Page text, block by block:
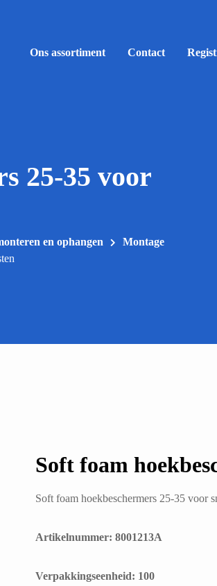
Ons assortiment Contact
25-35 voor
en ophangen
Montage
Soft foam
Soft foam hoekbeschermers 25-35 voor
Artikelnummer: 8001213A
​Verpakkingseenheid: 100